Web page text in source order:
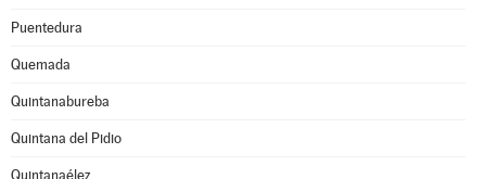
Puentedura
Quemada
Quintanabureba
Quintana del Pidio
Quintanaélez